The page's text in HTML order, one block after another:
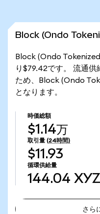
Block (Ondo
Block (Ondo
り$79.42です。 流通
ため、Block (Ondo
となります。
時価総額
$1.14万
取引量 (24時間)
$11.93
循環供給量
144.04
さら